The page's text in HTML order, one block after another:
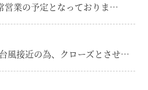
営業の予定となっておりま…
風接近の為、クローズとさせ…